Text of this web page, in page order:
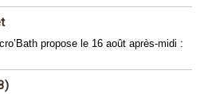
propose le 16 août après-midi :